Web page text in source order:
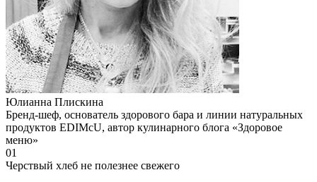
Юлианна Плискина
Бренд-шеф, основатель здорового бара и линии натуральных
продуктов EDIMcU, автор кулинарного блога «Здоровое
меню»
01
Черствый хлеб не полезнее свежего